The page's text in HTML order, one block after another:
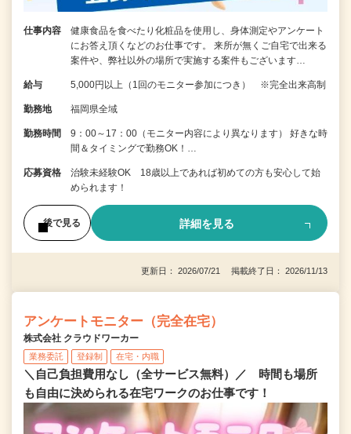
仕事内容
健康食品を食べたり化粧品を使用し、身体測定やアンケート
にお答え頂くなどのお仕事です。 来所が無くご自宅で出来る
案件や、弊社以外の場所で実施する案件もございます…
給与 5,000円以上（1回のモニター参加につき） ※完全出来高制
勤務地 福岡県全域
勤務時間
9：00～17：00（モニター内容により異なります） 好きな時
間＆タイミングで勤務OK！…
応募資格
治験未経験OK 18歳以上であれば初めての方も安心して始
められます！
後で見る 詳細を見る
更新日： 2026/07/21 掲載終了日： 2026/11/13
アンケートモニター（完全在宅）
株式会社 クラウドワーカー
業務委託 登録制 在宅・内職
＼自己負担費用なし（全サービス無料）／ 時間も場所
も自由に決められる在宅ワークのお仕事です！